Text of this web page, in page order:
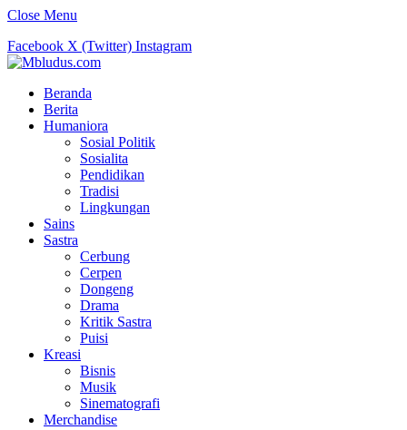
Close Menu
Facebook X (Twitter) Instagram
Beranda
Berita
Humaniora
Sosial Politik
Sosialita
Pendidikan
Tradisi
Lingkungan
Sains
Sastra
Cerbung
Cerpen
Dongeng
Drama
Kritik Sastra
Puisi
Kreasi
Bisnis
Musik
Sinematografi
Merchandise